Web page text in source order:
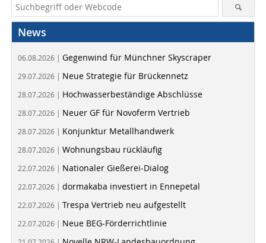
News
06.08.2026 | Gegenwind für Münchner Skyscraper
29.07.2026 | Neue Strategie für Brückennetz
28.07.2026 | Hochwasserbeständige Abschlüsse
28.07.2026 | Neuer GF für Novoferm Vertrieb
28.07.2026 | Konjunktur Metallhandwerk
28.07.2026 | Wohnungsbau rückläufig
22.07.2026 | Nationaler Gießerei-Dialog
22.07.2026 | dormakaba investiert in Ennepetal
22.07.2026 | Trespa Vertrieb neu aufgestellt
22.07.2026 | Neue BEG-Förderrichtlinie